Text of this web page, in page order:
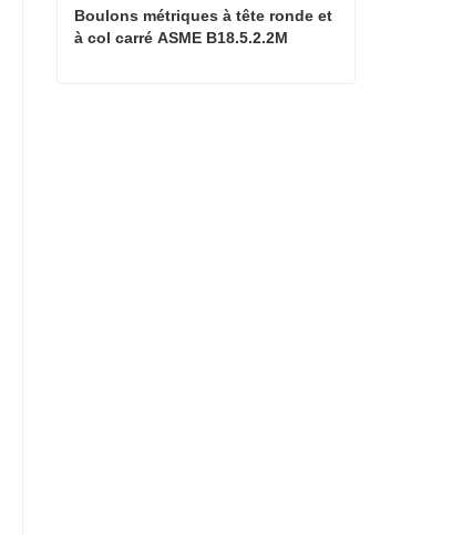
Boulons métriques à tête ronde et
à col carré ASME B18.5.2.2M